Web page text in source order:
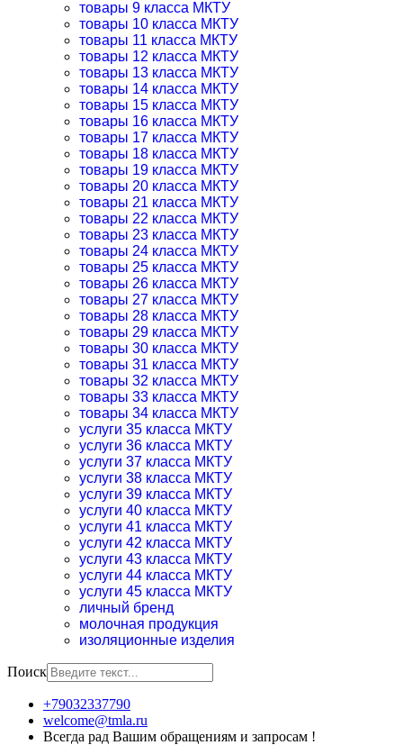
товары 9 класса МКТУ
товары 10 класса МКТУ
товары 11 класса МКТУ
товары 12 класса МКТУ
товары 13 класса МКТУ
товары 14 класса МКТУ
товары 15 класса МКТУ
товары 16 класса МКТУ
товары 17 класса МКТУ
товары 18 класса МКТУ
товары 19 класса МКТУ
товары 20 класса МКТУ
товары 21 класса МКТУ
товары 22 класса МКТУ
товары 23 класса МКТУ
товары 24 класса МКТУ
товары 25 класса МКТУ
товары 26 класса МКТУ
товары 27 класса МКТУ
товары 28 класса МКТУ
товары 29 класса МКТУ
товары 30 класса МКТУ
товары 31 класса МКТУ
товары 32 класса МКТУ
товары 33 класса МКТУ
товары 34 класса МКТУ
услуги 35 класса МКТУ
услуги 36 класса МКТУ
услуги 37 класса МКТУ
услуги 38 класса МКТУ
услуги 39 класса МКТУ
услуги 40 класса МКТУ
услуги 41 класса МКТУ
услуги 42 класса МКТУ
услуги 43 класса МКТУ
услуги 44 класса МКТУ
услуги 45 класса МКТУ
личный бренд
молочная продукция
изоляционные изделия
Поиск
+79032337790
welcome@tmla.ru
Всегда рад Вашим обращениям и запросам !